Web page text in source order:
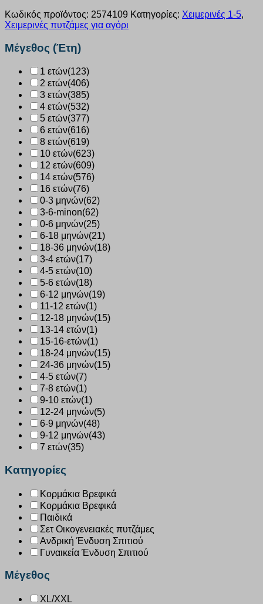
Κωδικός προϊόντος: 2574109 Κατηγορίες: Χειμερινές 1-5,
Χειμερινές πυτζάμες για αγόρι
Μέγεθος (Έτη)
1 ετών(123)
2 ετών(406)
3 ετών(385)
4 ετών(532)
5 ετών(377)
6 ετών(616)
8 ετών(619)
10 ετών(623)
12 ετών(609)
14 ετών(576)
16 ετών(76)
0-3 μηνών(62)
3-6-minon(62)
0-6 μηνών(25)
6-18 μηνών(21)
18-36 μηνών(18)
3-4 ετών(17)
4-5 ετών(10)
5-6 ετών(18)
6-12 μηνών(19)
11-12 ετών(1)
12-18 μηνών(15)
13-14 ετών(1)
15-16-ετών(1)
18-24 μηνών(15)
24-36 μηνών(15)
4-5 ετών(7)
7-8 ετών(1)
9-10 ετών(1)
12-24 μηνών(5)
6-9 μηνών(48)
9-12 μηνών(43)
7 ετών(35)
Κατηγορίες
Κορμάκια Βρεφικά
Κορμάκια Βρεφικά
Παιδικά
Σετ Οικογενειακές πυτζάμες
Ανδρική Ένδυση Σπιτιού
Γυναικεία Ένδυση Σπιτιού
Μέγεθος
XL/XXL